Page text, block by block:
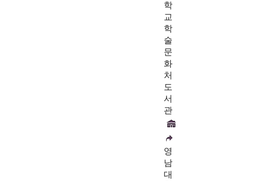
학
교
학
술
문
화
처
도
서
관
영
남
대